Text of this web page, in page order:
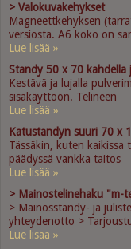
> Valokuvakehykset
Magneettkehyksen
versiosta. A6 koko on
Lue lisää »
Standy 50 x 70 kahdella
Kestävä ja lujalla
sisäkäyttöön. Telineen
Lue lisää »
Katustandyn suuri 70 x
Tässäkin, kuten kaikissa
päädyssä vankka taitos
Lue lisää »
> Mainostelinehaku "m-
> Mainosstandy- ja
yhteydenotto >
Lue lisää »